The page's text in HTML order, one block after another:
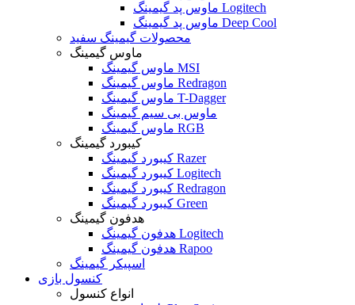
ماوس پد گیمینگ Logitech
ماوس پد گیمینگ Deep Cool
محصولات گیمینگ سفید
ماوس گیمینگ
ماوس گیمینگ MSI
ماوس گیمینگ Redragon
ماوس گیمینگ T-Dagger
ماوس بی سیم گیمینگ
ماوس گیمینگ RGB
کیبورد گیمینگ
کیبورد گیمینگ Razer
کیبورد گیمینگ Logitech
کیبورد گیمینگ Redragon
کیبورد گیمینگ Green
هدفون گیمینگ
هدفون گیمینگ Logitech
هدفون گیمینگ Rapoo
اسپیکر گیمینگ
کنسول بازی
انواع کنسول